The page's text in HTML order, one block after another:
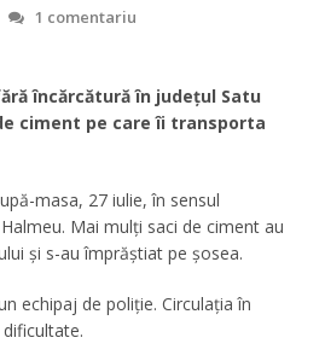
1 comentariu
încărcătură în județul Satu
ciment pe care îi transporta
masa, 27 iulie, în sensul
Mai mulți saci de ciment au
și s-au împrăștiat pe șosea.
echipaj de poliție. Circulația în